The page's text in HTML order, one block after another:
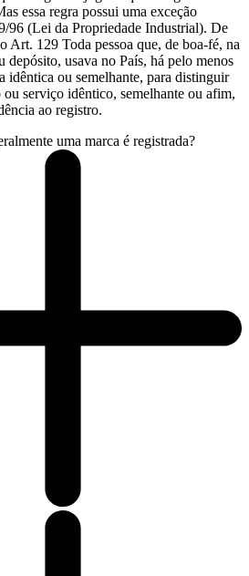
essa regra possui uma exceção
96 (Lei da Propriedade Industrial). De
Art. 129 Toda pessoa que, de boa-fé, na
depósito, usava no País, há pelo menos
idêntica ou semelhante, para distinguir
serviço idêntico, semelhante ou afim,
ao registro.
uma marca é registrada?